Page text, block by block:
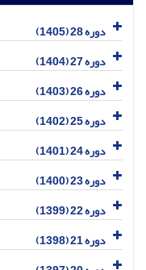
دوره 28 (1405)
دوره 27 (1404)
دوره 26 (1403)
دوره 25 (1402)
دوره 24 (1401)
دوره 23 (1400)
دوره 22 (1399)
دوره 21 (1398)